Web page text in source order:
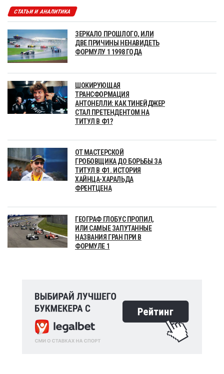
СТАТЬИ И АНАЛИТИКА
ЗЕРКАЛО ПРОШЛОГО, ИЛИ
ДВЕ ПРИЧИНЫ НЕНАВИДЕТЬ
ФОРМУЛУ 1 1998 ГОДА
ШОКИРУЮЩАЯ
ТРАНСФОРМАЦИЯ
АНТОНЕЛЛИ: КАК ТИНЕЙДЖЕР
СТАЛ ПРЕТЕНДЕНТОМ НА
ТИТУЛ В Ф1?
ОТ МАСТЕРСКОЙ
ГРОБОВЩИКА ДО БОРЬБЫ ЗА
ТИТУЛ В Ф1. ИСТОРИЯ
ХАЙНЦА-ХАРАЛЬДА
ФРЕНТЦЕНА
ГЕОГРАФ ГЛОБУС ПРОПИЛ,
ИЛИ САМЫЕ ЗАПУТАННЫЕ
НАЗВАНИЯ ГРАН ПРИ В
ФОРМУЛЕ 1